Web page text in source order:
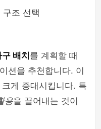
조 선택
구 배치 를 계획할 때
션을 추천합니다. 이
게 증대시킵니다. 특
용을 끌어내는 것이